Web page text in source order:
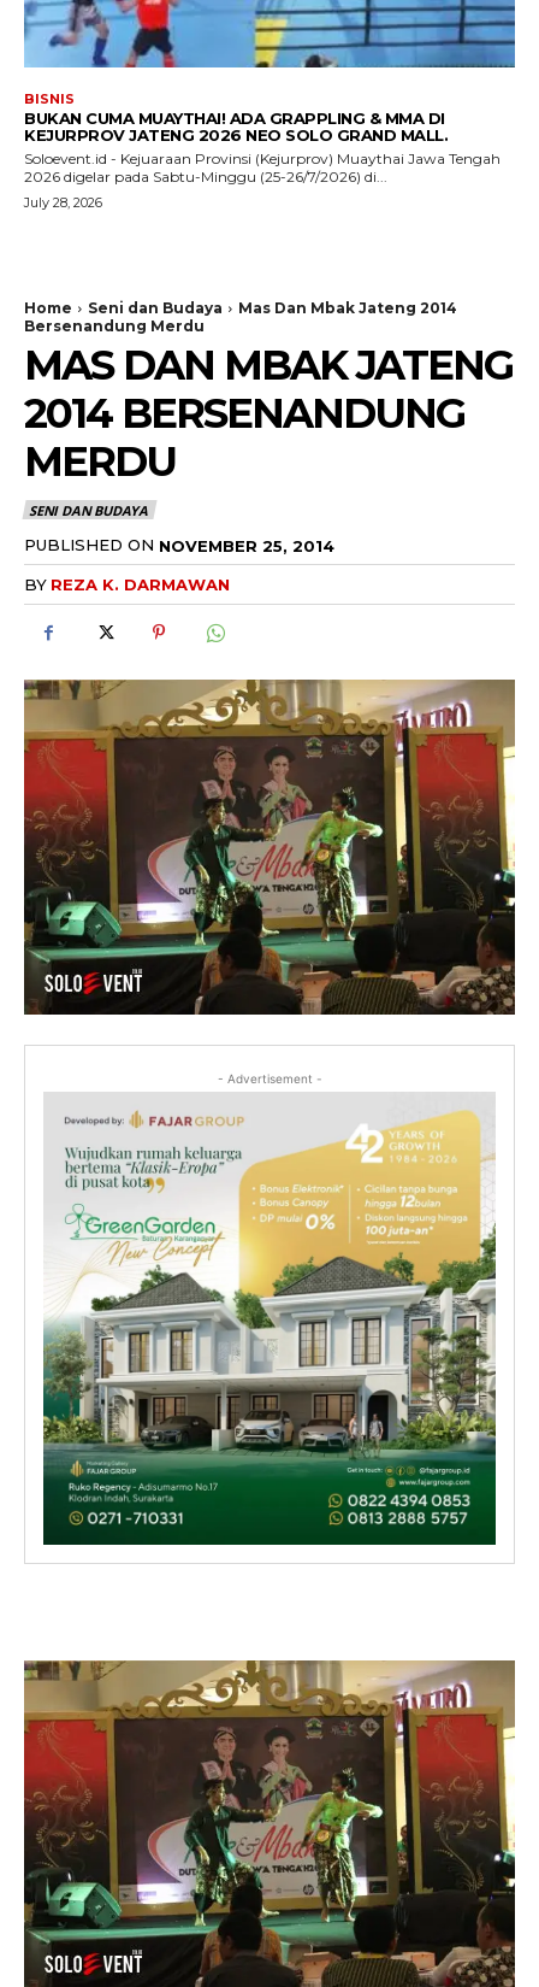
BISNIS
BUKAN CUMA MUAYTHAI! ADA GRAPPLING & MMA DI
KEJURPROV JATENG 2026 NEO SOLO GRAND MALL.
Soloevent.id - Kejuaraan Provinsi (Kejurprov) Muaythai Jawa Tengah
2026 digelar pada Sabtu-Minggu (25-26/7/2026) di...
July 28, 2026